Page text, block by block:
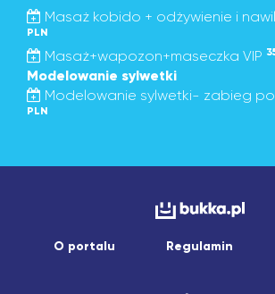
Masaż kobido + odżywienie i
PLN
Masaż+wapozon+maseczka VIP
Modelowanie sylwetki
Modelowanie sylwetki- zabieg
PLN
O portalu Regulamin